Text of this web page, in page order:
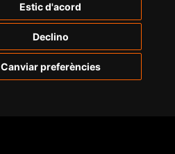
Estic d'acord
Declino
Canviar preferències